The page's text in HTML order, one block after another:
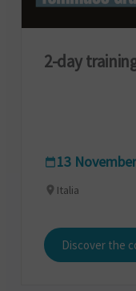
2-day
13
Italia
Discover the